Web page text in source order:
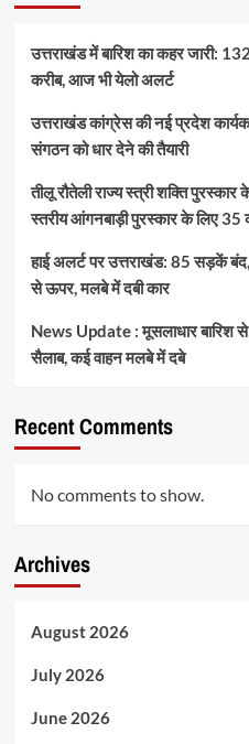
उत्तराखंड में बारिश का कहर जारी:
करीब, आज भी येलो अलर्ट
उत्तराखंड कांग्रेस की नई प्रदेश
संगठन को धार देने की तैयारी
तीलू रौतेली राज्य स्त्री शक्ति
स्तरीय आंगनबाड़ी पुरस्कार के लिए 35
हाई अलर्ट पर उत्तराखंड: 85 सड़कें
से ऊपर, मलबे में दबी कार
News Update : मूसलाधार बारिश से
सैलाब, कई वाहन मलबे में दबे
Recent Comments
No comments to show.
Archives
August 2026
July 2026
June 2026